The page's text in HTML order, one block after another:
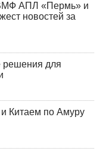
АПЛ «Пермь» и
новостей за
решения для
Китаем по Амуру